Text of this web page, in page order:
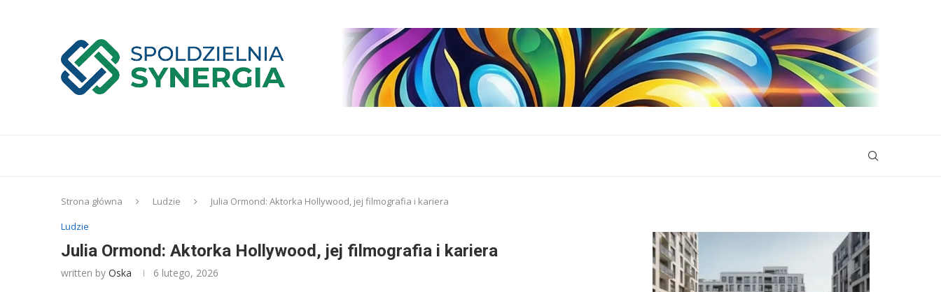
Strona główna Ludzie
Julia Ormond: Aktorka Hollywood, jej filmografia i kariera
Ludzie
Julia Ormond: Aktorka Hollywood, jej filmografia i kariera
written by Oska 6 lutego, 2026